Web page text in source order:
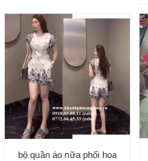
bộ quần áo nữa phối hoa